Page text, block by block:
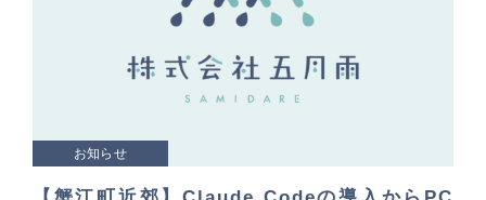
お知らせ